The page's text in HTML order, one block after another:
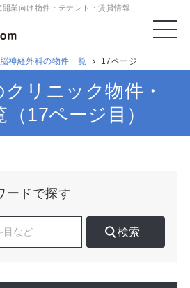
業向け物件・テナント・賃貸情報
脳神経外科の物件一覧 17ページ
リニック物件・
17ページ目）
ードで探す
検索